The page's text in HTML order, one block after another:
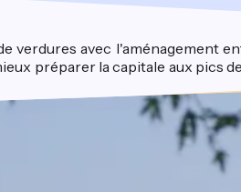
verdures avec l'aménagement
préparer la capitale aux pics